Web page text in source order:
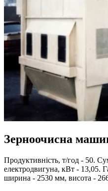
Зерноочисна
Продуктивність, т/год - 50.
електродвигуна, кВт - 13,05.
ширина - 2530 мм, висота -